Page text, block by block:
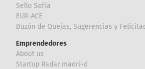
Sello Sofía
EUR-ACE
Buzón de Quejas, Sugerencias y
Emprendedores
About us
Startup Radar madri+d